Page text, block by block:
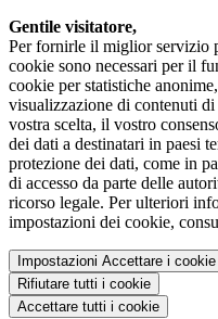
Gentile visitatore,
Per fornirle il miglior servizio
cookie sono necessari per il
cookie per statistiche
visualizzazione di contenuti
vostra scelta, il vostro
dei dati a destinatari in paesi
protezione dei dati, come in
di accesso da parte delle
ricorso legale. Per ulteriori
impostazioni dei cookie,
Impostazioni Accettare i
Rifiutare tutti i cookie
Accettare tutti i cookie